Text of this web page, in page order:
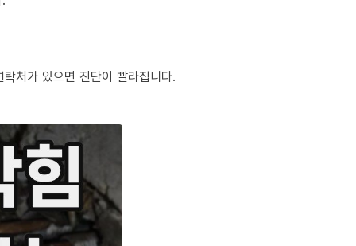
처가 있으면 진단이 빨라집니다.